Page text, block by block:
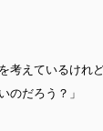
考えているけれど
のだろう？」